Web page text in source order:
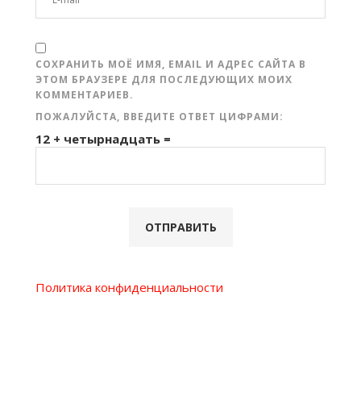
СОХРАНИТЬ МОЁ ИМЯ, EMAIL И АДРЕС САЙТА В
ЭТОМ БРАУЗЕРЕ ДЛЯ ПОСЛЕДУЮЩИХ МОИХ
КОММЕНТАРИЕВ.
ПОЖАЛУЙСТА, ВВЕДИТЕ ОТВЕТ ЦИФРАМИ:
12 + четырнадцать =
Политика конфиденциальности